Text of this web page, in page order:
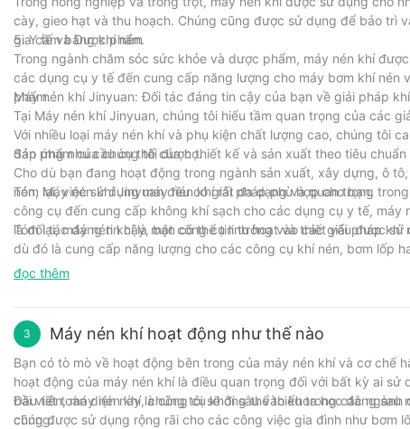
cày, gieo hạt và thu hoạch. Chúng cũng được sử dụng để bảo trì
gia cầm bằng khí nén.
5. Y tế và Dược phẩm
Trong ngành chăm sóc sức khỏe và dược phẩm, máy nén khí
các dụng cụ y tế đến cung cấp năng lượng cho máy bơm khí
phẩm.
Máy nén khí Jinyuan: Đối tác đáng tin cậy của bạn về giải pháp
Tại Máy nén khí Jinyuan, chúng tôi hiểu tầm quan trọng của các
Với nhiều loại máy nén khí và phụ kiện chất lượng cao, chúng tôi
đáp ứng nhu cầu cụ thể của họ.
Sản phẩm của chúng tôi được thiết kế và sản xuất theo tiêu
Cho dù bạn đang hoạt động trong ngành sản xuất, xây dựng, ô
nén, Máy nén khí Jinyuan đều có giải pháp phù hợp cho bạn.
Tóm lại, việc sử dụng máy nén khí rất đa dạng và quan trọng
công cụ đến cung cấp không khí sạch cho các dụng cụ y tế, máy
là đối tác đáng tin cậy, bạn có thể tin tưởng vào các giải pháp khí
Tóm lại, máy nén khí là một công cụ linh hoạt và thiết yếu được
dù đó là cung cấp năng lượng cho các công cụ khí nén, bơm lốp
vai trò quan trọng trong nhiều quy trình khác nhau. Là một công
khám phá công dụng và tầm quan trọng của máy nén khí. Hãy
nhà lãnh đạo ngành dày dặn kinh nghiệm như chúng tôi.
đọc thêm
3 Máy nén khí hoạt động như thế nào
Bạn có tò mò về hoạt động bên trong của máy nén khí và cơ chế
hoạt động của máy nén khí là điều quan trọng đối với bất kỳ ai sử
bài viết toàn diện này, chúng tôi sẽ đi sâu vào khoa học đằng
chúng.
Đầu tiên, máy nén khí là công cụ không thể thiếu trong các
cũng được sử dụng rộng rãi cho các công việc gia đình như bơm